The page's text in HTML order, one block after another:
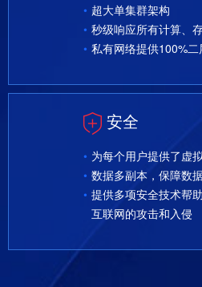
超大单集群架构
秒级响应所有计算、
私有网络提供100%
安全
为每个用户提供了虚
数据多副本，保障数
提供多项安全技术帮
互联网的攻击和入侵